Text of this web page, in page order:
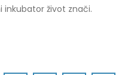
život znači.